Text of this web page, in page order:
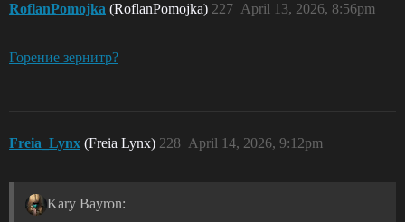
RoflanPomojka (RoflanPomojka) April 13, 2026, 8:56pm
227
Горение зернитр?
Freia_Lynx (Freia Lynx) April 14, 2026, 9:12pm
228
Kary Bayron: